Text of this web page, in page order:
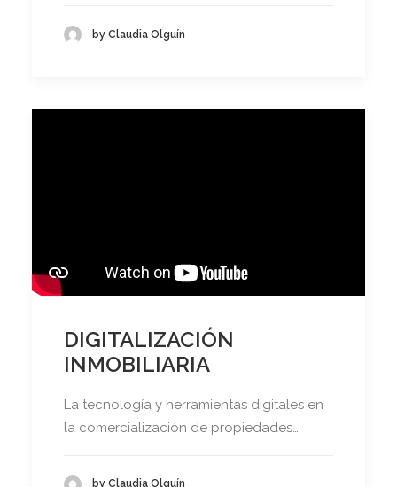
by Claudia Olguín
DIGITALIZACIÓN
INMOBILIARIA
La tecnología y herramientas digitales en
la comercialización de propiedades…
by Claudia Olguín